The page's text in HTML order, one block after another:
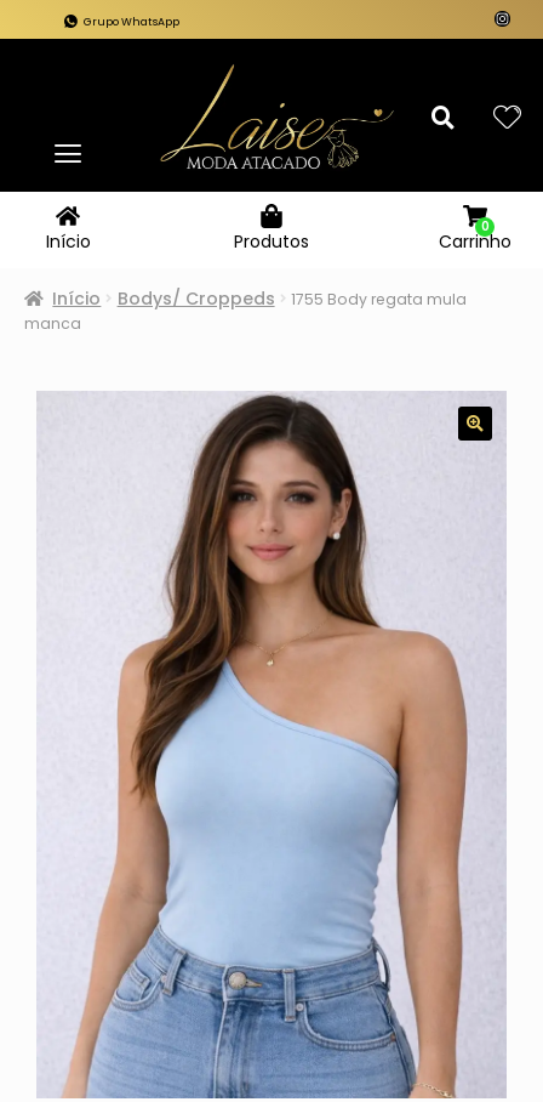
Grupo WhatsApp
Início Produtos Carrinho
0
Início Bodys/ Croppeds
1755 Body regata mula
manca